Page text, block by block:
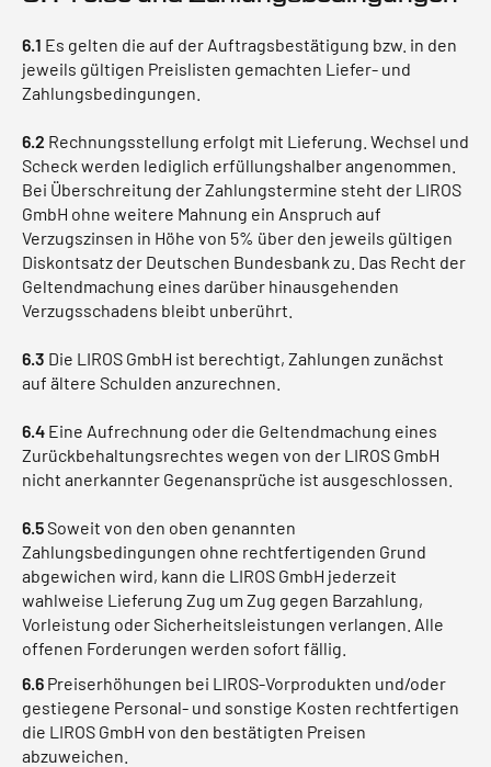
6.1 Es gelten die auf der Auftragsbestätigung bzw. in den
jeweils gültigen Preislisten gemachten Liefer- und
Zahlungsbedingungen.
6.2 Rechnungsstellung erfolgt mit Lieferung. Wechsel und
Scheck werden lediglich erfüllungshalber angenommen.
Bei Überschreitung der Zahlungstermine steht der LIROS
GmbH ohne weitere Mahnung ein Anspruch auf
Verzugszinsen in Höhe von 5% über den jeweils gültigen
Diskontsatz der Deutschen Bundesbank zu. Das Recht der
Geltendmachung eines darüber hinausgehenden
Verzugsschadens bleibt unberührt.
6.3 Die LIROS GmbH ist berechtigt, Zahlungen zunächst
auf ältere Schulden anzurechnen.
6.4 Eine Aufrechnung oder die Geltendmachung eines
Zurückbehaltungsrechtes wegen von der LIROS GmbH
nicht anerkannter Gegenansprüche ist ausgeschlossen.
6.5Soweit von den oben genannten
Zahlungsbedingungen ohne rechtfertigenden Grund
abgewichen wird, kann die LIROS GmbH jederzeit
wahlweise Lieferung Zug um Zug gegen Barzahlung,
Vorleistung oder Sicherheitsleistungen verlangen. Alle
offenen Forderungen werden sofort fällig.
6.6 Preiserhöhungen bei LIROS-Vorprodukten und/oder
gestiegene Personal- und sonstige Kosten rechtfertigen
die LIROS GmbH von den bestätigten Preisen
abzuweichen.